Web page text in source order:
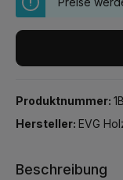
Produktnummer:
Hersteller: EVG
Beschreibung